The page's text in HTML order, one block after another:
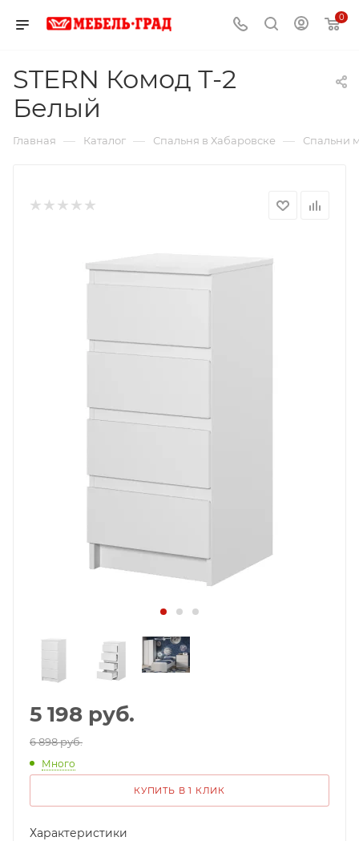
0
STERN Комод Т-2
Белый
Главная — Каталог — Спальня в Хабаровске — Спальни
5 198 руб.
6 898 руб.
Много
КУПИТЬ В 1 КЛИК
Характеристики